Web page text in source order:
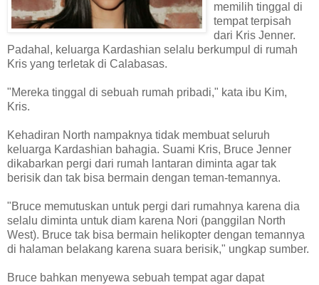
memilih tinggal di
tempat terpisah
dari Kris Jenner.
Padahal, keluarga Kardashian selalu berkumpul di rumah
Kris yang terletak di Calabasas.
"Mereka tinggal di sebuah rumah pribadi," kata ibu Kim,
Kris.
Kehadiran North nampaknya tidak membuat seluruh
keluarga Kardashian bahagia. Suami Kris, Bruce Jenner
dikabarkan pergi dari rumah lantaran diminta agar tak
berisik dan tak bisa bermain dengan teman-temannya.
"Bruce memutuskan untuk pergi dari rumahnya karena dia
selalu diminta untuk diam karena Nori (panggilan North
West). Bruce tak bisa bermain helikopter dengan temannya
di halaman belakang karena suara berisik," ungkap sumber.
Bruce bahkan menyewa sebuah tempat agar dapat